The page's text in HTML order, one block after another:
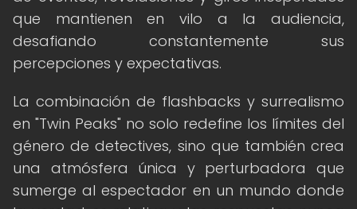
que mantienen en vilo a la audiencia,
desafiando constantemente sus
percepciones y expectativas.
La combinación de flashbacks y surrealismo
en "Twin Peaks" no solo redefine los límites del
género de detectives, sino que también crea
una atmósfera única y perturbadora que
sumerge al espectador en un mundo donde